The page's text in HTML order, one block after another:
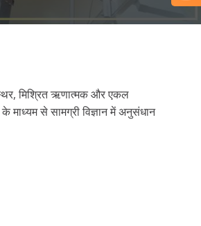
मिश्रित ऋणात्मक और एकल
माध्यम से सामग्री विज्ञान में अनुसंधान